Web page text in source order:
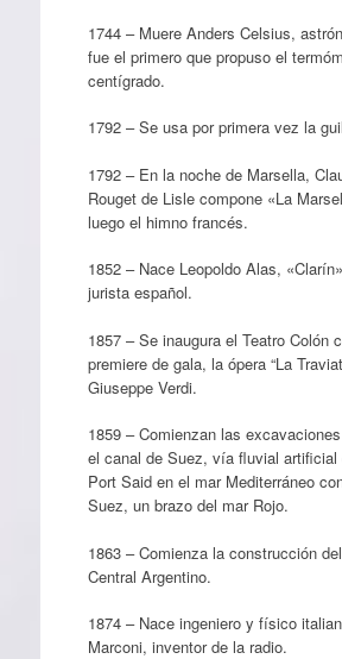
1744 – Muere Anders Celsius,
fue el primero que propuso el
centígrado.
1792 – Se usa por primera vez la
1792 – En la noche de Marsella,
Rouget de Lisle compone «La
luego el himno francés.
1852 – Nace Leopoldo Alas,
jurista español.
1857 – Se inaugura el Teatro Colón
premiere de gala, la ópera “La
Giuseppe Verdi.
1859 – Comienzan las
el canal de Suez, vía fluvial artificial
Port Said en el mar Mediterráneo
Suez, un brazo del mar Rojo.
1863 – Comienza la construcción
Central Argentino.
1874 – Nace ingeniero y físico
Marconi, inventor de la radio.